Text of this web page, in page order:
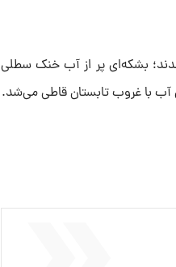
بشکه‌ای پر از آب خنک سطلی
آب با غروب تابستان قاطی می‌شد.